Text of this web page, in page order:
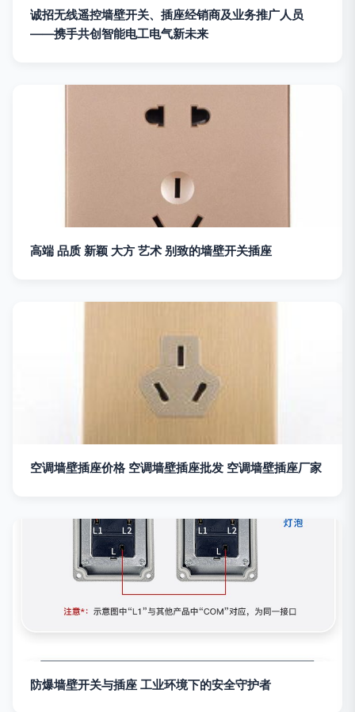
诚招无线遥控墙壁开关、插座经销商及业务推广人员
——携手共创智能电工电气新未来
高端 品质 新颖 大方 艺术 别致的墙壁开关插座
空调墙壁插座价格 空调墙壁插座批发 空调墙壁插座厂家
防爆墙壁开关与插座 工业环境下的安全守护者